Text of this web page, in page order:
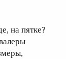
на пятке?